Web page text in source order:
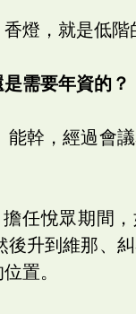
燈，就是低階
需要年資的？
幹，經過會
任悅眾期間
後升到維那、
置。